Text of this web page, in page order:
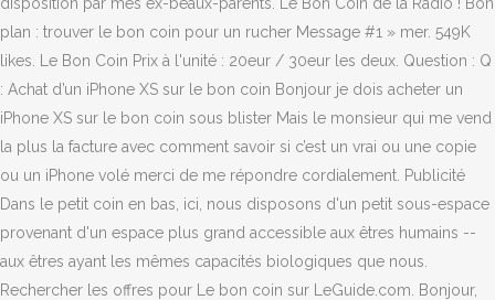
plan : trouver le bon coin pour un rucher Message #1 » mer. 549K
likes. Le Bon Coin Prix à l'unité : 20eur / 30eur les deux. Question : Q
: Achat d’un iPhone XS sur le bon coin Bonjour je dois acheter un
iPhone XS sur le bon coin sous blister Mais le monsieur qui me vend
la plus la facture avec comment savoir si c’est un vrai ou une copie
ou un iPhone volé merci de me répondre cordialement. Publicité
Dans le petit coin en bas, ici, nous disposons d'un petit sous-espace
provenant d'un espace plus grand accessible aux êtres humains --
aux êtres ayant les mêmes capacités biologiques que nous.
Rechercher les offres pour Le bon coin sur LeGuide.com. Bonjour,